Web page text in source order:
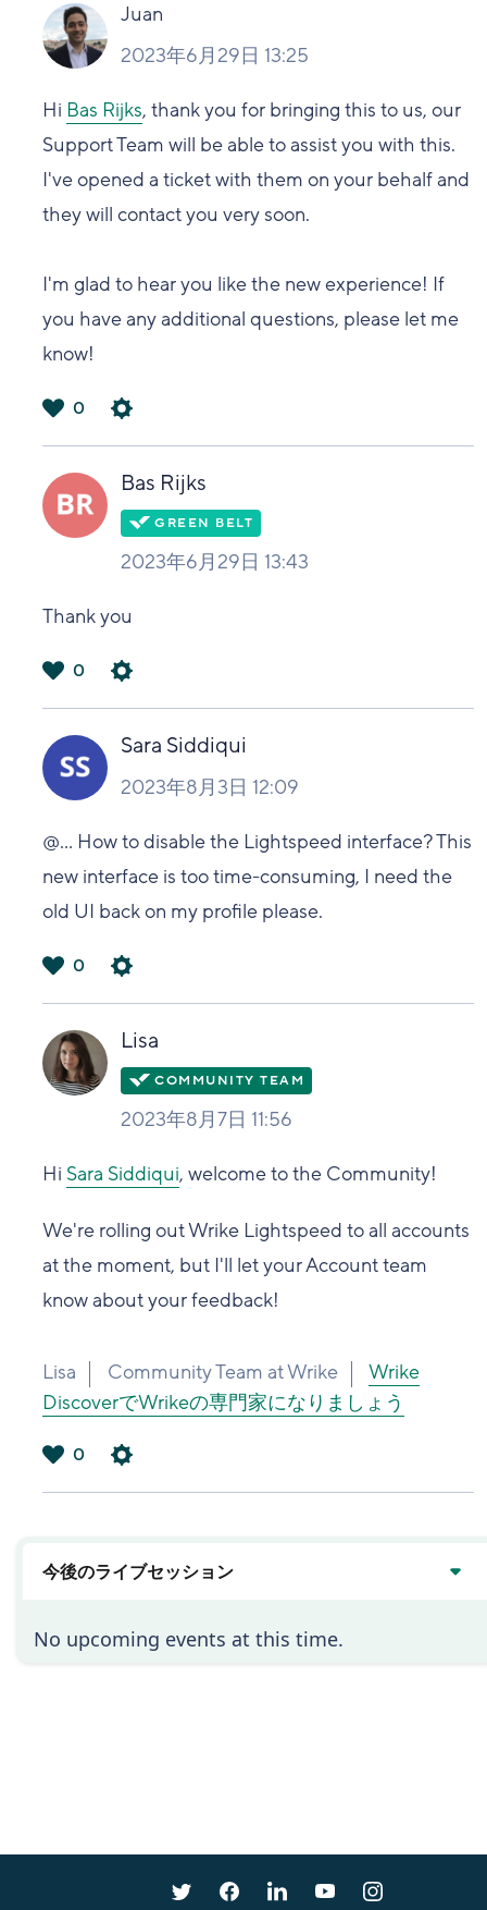
Juan
2023年6月29日 13:25
Hi Bas Rijks, thank you for bringing this to us, our
Support Team will be able to assist you with this.
I've opened a ticket with them on your behalf and
they will contact you very soon.
I'm glad to hear you like the new experience! If
you have any additional questions, please let me
know!
い
0
Bas Rijks
2023年6月29日 13:43
Thank you
い
0
Sara Siddiqui
2023年8月3日 12:09
@... How to disable the Lightspeed interface? This
new interface is too time-consuming, I need the
old UI back on my profile please.
い
0
Lisa
2023年8月7日 11:56
Hi Sara Siddiqui, welcome to the Community!
We're rolling out Wrike Lightspeed to all accounts
at the moment, but I'll let your Account team
know about your feedback!
Lisa Community Team at Wrike
Wrike
DiscoverでWrikeの専門家になりましょう
0
今後のライブセッション
No upcoming events at this time.